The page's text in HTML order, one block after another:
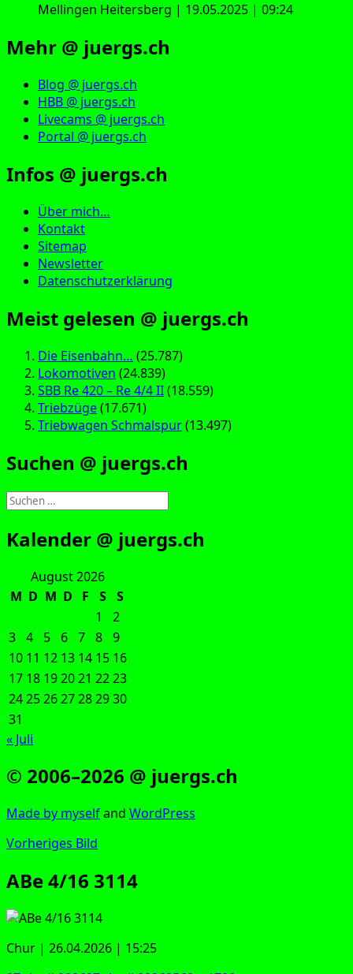
Mellingen Heitersberg | 19.05.2025 | 09:24
Mehr @ juergs.ch
Blog @ juergs.ch
HBB @ juergs.ch
Livecams @ juergs.ch
Portal @ juergs.ch
Infos @ juergs.ch
Über mich…
Kontakt
Sitemap
Newsletter
Datenschutzerklärung
Meist gelesen @ juergs.ch
Die Eisenbahn… (25.787)
Lokomotiven (24.839)
SBB Re 420 – Re 4/4 II(18.559)
Triebzüge(17.671)
Triebwagen Schmalspur(13.497)
Suchen @ juergs.ch
Suchen
nach:
Kalender @ juergs.ch
August 2026
M D M D F S
S
1
2
3 4 5 6 7 8 9
10 11 12 13 14 15 16
17 18 192021 2223
24252627282930
31
« Juli
© 2006–2026 @ juergs.ch
Made by mys­elfand Word­Press
Vorheriges Bild
ABe 4/16 3114
Chur | 26.04.2026 | 15:25